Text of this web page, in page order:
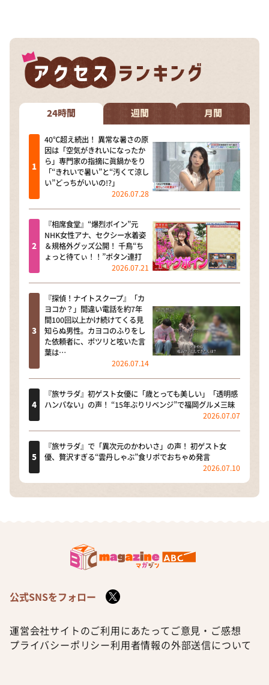
24時間 週間 月間
40℃超え続出！ 異常な暑さの原
因は「空気がきれいになったか
ら」専門家の指摘に眞鍋かをり
「“きれいで暑い”と“汚くて涼し
い”どっちがいいの!?」
2026.07.28
『相席食堂』“爆烈ボイン”元
NHK女性アナ、セクシー水着姿
＆規格外グッズ公開！ 千鳥“ち
ょっと待てぃ！！”ボタン連打
2026.07.21
『探偵！ナイトスクープ』「カ
ヨコか？」間違い電話を約7年
間100回以上かけ続けてくる見
知らぬ男性。カヨコのふりをし
た依頼者に、ポツリと呟いた言
葉は…
2026.07.14
『旅サラダ』初ゲスト女優に「歳とっても美しい」「透明感
ハンパない」の声！ “15年ぶりリベンジ”で福岡グルメ三昧
2026.07.07
『旅サラダ』で「異次元のかわいさ」の声！ 初ゲスト女
優、贅沢すぎる“雲丹しゃぶ”食リポでおちゃめ発言
2026.07.10
公式SNSをフォロー
運営会社サイトのご利用にあたって ご意見・ご感想
プライバシーポリシー利用者情報の外部送信について